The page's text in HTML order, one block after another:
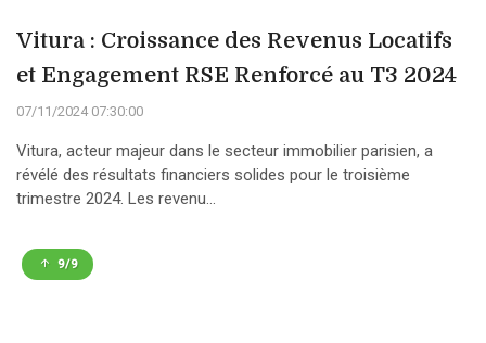
Vitura : Croissance des Revenus Locatifs
et Engagement RSE Renforcé au T3 2024
07/11/2024 07:30:00
Vitura, acteur majeur dans le secteur immobilier parisien, a
révélé des résultats financiers solides pour le troisième
trimestre 2024. Les revenu...
9/9